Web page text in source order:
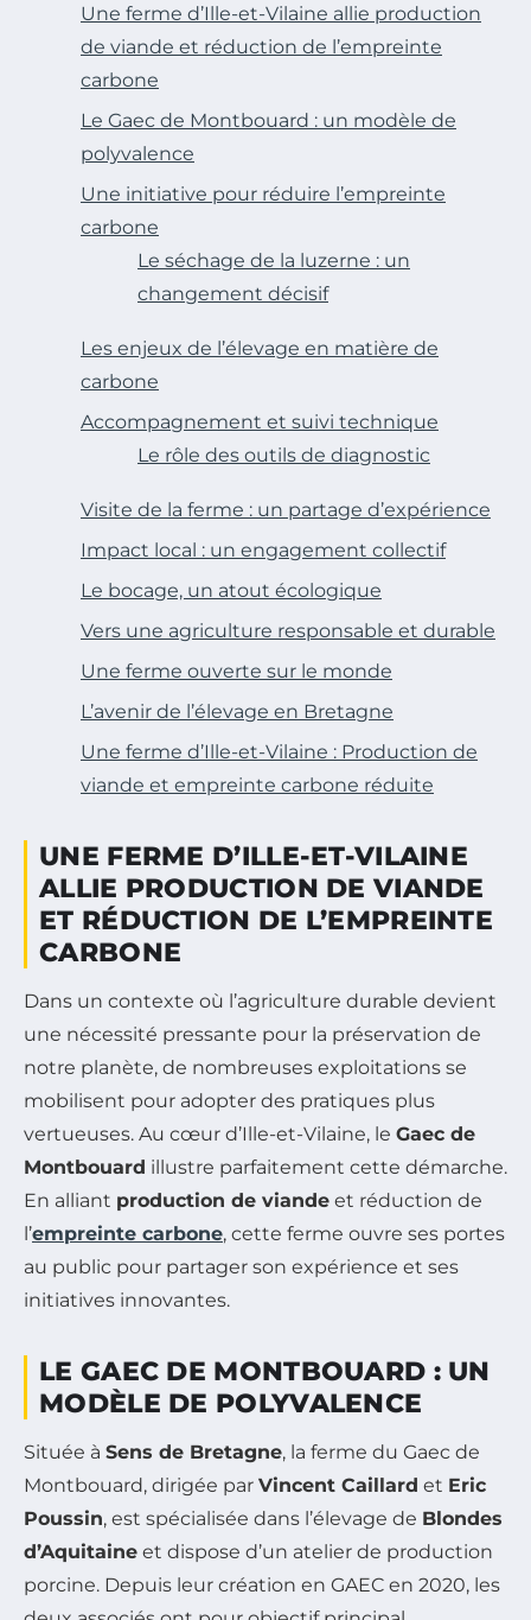
Une ferme d’Ille-et-Vilaine allie production
de viande et réduction de l’empreinte
carbone
Le Gaec de Montbouard : un modèle de
polyvalence
Une initiative pour réduire l’empreinte
carbone
Le séchage de la luzerne : un
changement décisif
Les enjeux de l’élevage en matière de
carbone
Accompagnement et suivi technique
Le rôle des outils de diagnostic
Visite de la ferme : un partage d’expérience
Impact local : un engagement collectif
Le bocage, un atout écologique
Vers une agriculture responsable et durable
Une ferme ouverte sur le monde
L’avenir de l’élevage en Bretagne
Une ferme d’Ille-et-Vilaine : Production de
viande et empreinte carbone réduite
UNE FERME D’ILLE-ET-VILAINE
ALLIE PRODUCTION DE VIANDE
ET RÉDUCTION DE L’EMPREINTE
CARBONE
Dans un contexte où l’agriculture durable devient
une nécessité pressante pour la préservation de
notre planète, de nombreuses exploitations se
mobilisent pour adopter des pratiques plus
vertueuses. Au cœur d’Ille-et-Vilaine, le Gaec de
Montbouard illustre parfaitement cette démarche.
En alliant production de viande et réduction de
l’empreinte carbone, cette ferme ouvre ses portes
au public pour partager son expérience et ses
initiatives innovantes.
LE GAEC DE MONTBOUARD : UN
MODÈLE DE POLYVALENCE
Située à Sens de Bretagne, la ferme du Gaec de
Montbouard, dirigée par Vincent Caillard et Eric
Poussin, est spécialisée dans l’élevage de Blondes
d’Aquitaine et dispose d’un atelier de production
porcine. Depuis leur création en GAEC en 2020, les